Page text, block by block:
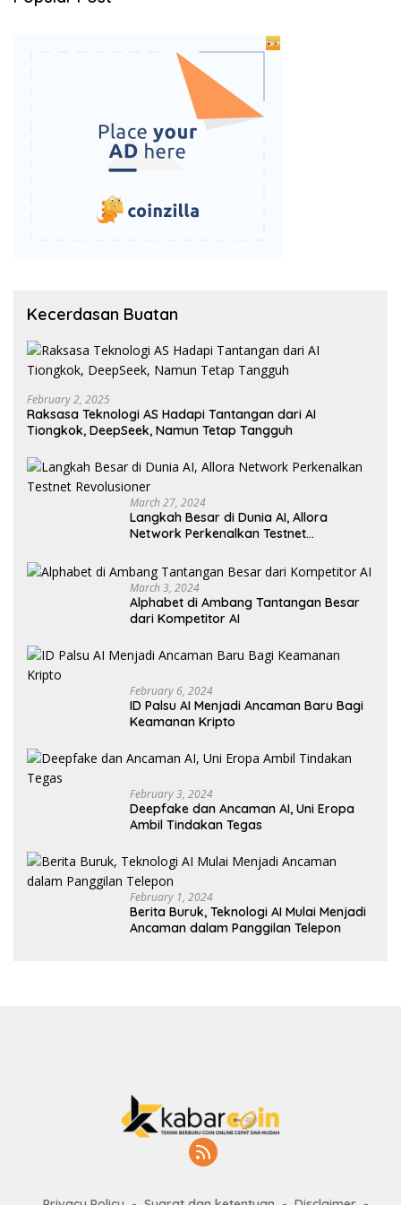
Kecerdasan Buatan
February 2, 2025
Raksasa Teknologi AS Hadapi Tantangan dari AI
Tiongkok, DeepSeek, Namun Tetap Tangguh
March 27, 2024
Langkah Besar di Dunia AI, Allora
Network Perkenalkan Testnet
March 3, 2024
Alphabet di Ambang Tantangan Besar
dari Kompetitor AI
February 6, 2024
ID Palsu AI Menjadi Ancaman Baru Bagi
Keamanan Kripto
February 3, 2024
Deepfake dan Ancaman AI, Uni Eropa
Ambil Tindakan Tegas
February 1, 2024
Berita Buruk, Teknologi AI Mulai Menjadi
Ancaman dalam Panggilan Telepon